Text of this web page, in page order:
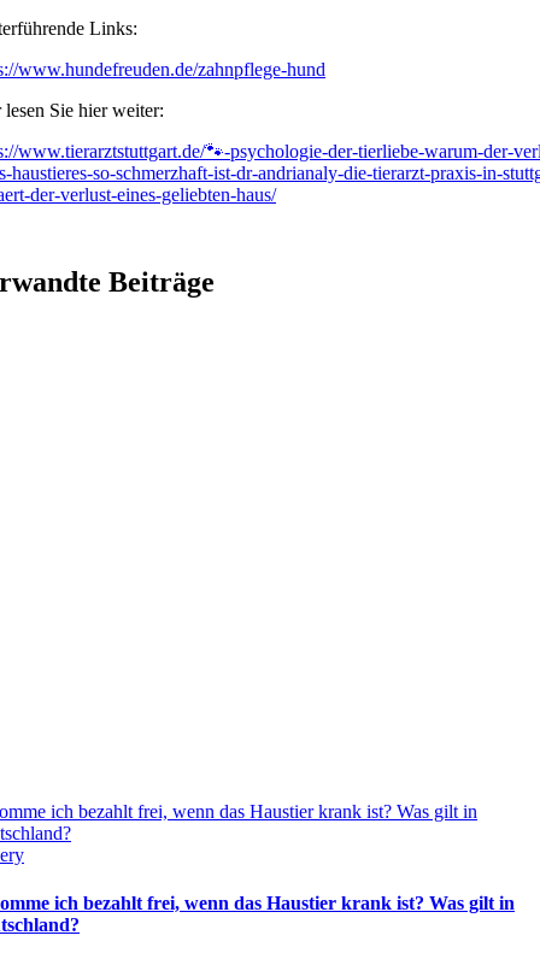
Links:
www.hundefreuden.de/zahnpflege-hund
lesen Sie hier weiter:
www.tierarztstuttgart.de/🐾-psychologie-der-tierliebe-warum-der-
haustieres-so-schmerzhaft-ist-dr-andrianaly-die-tierarzt-praxis-in-
der-verlust-eines-geliebten-haus/
Beiträge
ich bezahlt frei, wenn das Haustier krank ist? Was gilt in
ich bezahlt frei, wenn das Haustier krank ist? Was gilt in